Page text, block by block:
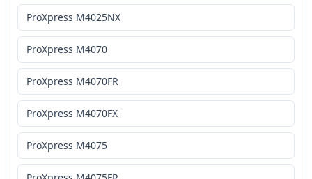
ProXpress M4025NX
ProXpress M4070
ProXpress M4070FR
ProXpress M4070FX
ProXpress M4075